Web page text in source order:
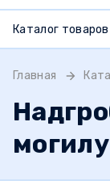
Каталог товаров
Главная
могилу